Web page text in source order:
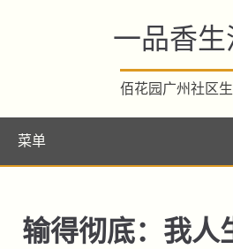
一品香生
佰花园广州社区
菜单
输得彻底：我人